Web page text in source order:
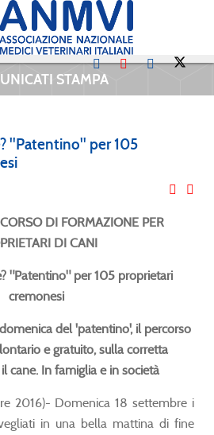
STAMPA
"Patentino" per 105
DI FORMAZIONE PER
DI CANI
"Patentino" per 105 proprietari
cremonesi
del 'patentino', il percorso
e gratuito, sulla corretta
cane. In famiglia e in società
2016)- Domenica 18 settembre i
in una bella mattina di fine